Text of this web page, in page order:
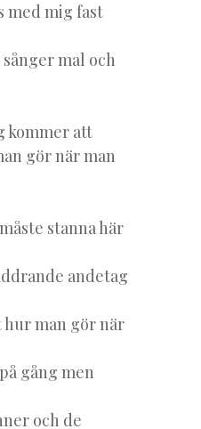
med mig fast
mal och
kommer att
gör när man
stanna här
andetag
hur man gör när
gång men
och de